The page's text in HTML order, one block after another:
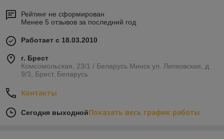
Рейтинг не сформирован
Менее 5 отзывов за последний год
Работает с 18.03.2010
г. Брест
Комсомольская, 23/1 / Беларусь Минск ул. Липковская, д.
9/3, Брест, Беларусь
Контакты
Сегодня выходнойПоказать весь график работы